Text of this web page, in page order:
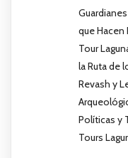
que Hacen
Tour
la Ruta de
Revash y
Políticas y
Tours